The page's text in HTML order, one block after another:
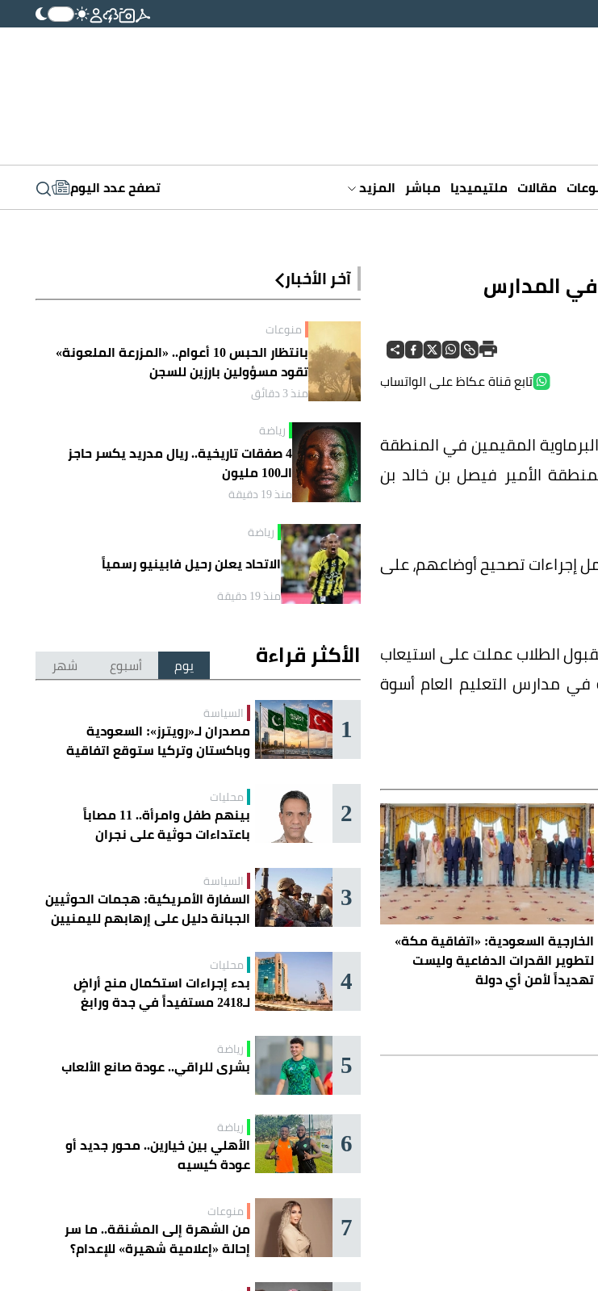
مقالات ملتيميديا مباشر المزيد تصفح عدد اليوم
في المدارس
تابع قناة عكاظ على الواتساب
المقيمين في المنطقة
الأمير فيصل بن خالد بن
إجراءات تصحيح أوضاعهم، على
الطلاب عملت على استيعاب
مدارس التعليم العام أسوة
الخارجية السعودية: «اتفاقية مكة»
لتطوير القدرات الدفاعية وليست
تهديداً لأمن أي دولة
آخر الأخبار
منوعات
بانتظار الحبس 10 أعوام.. «المزرعة الملعونة»
تقود مسؤولين بارزين للسجن
منذ 3 دقائق
رياضة
4 صفقات تاريخية.. ريال مدريد يكسر حاجز
الـ100 مليون
منذ 19 دقيقة
رياضة
الاتحاد يعلن رحيل فابينيو رسمياً
منذ 19 دقيقة
الأكثر قراءة يوم أسبوع شهر
1 السياسة
مصدران لـ«رويترز»: السعودية
وباكستان وتركيا ستوقع اتفاقية
2 محليات
بينهم طفل وامرأة.. 11 مصاباً
باعتداءات حوثية على نجران
3 السياسة
السفارة الأمريكية: هجمات الحوثيين
الجبانة دليل على إرهابهم لليمنيين
4 محليات
بدء إجراءات استكمال منح أراضٍ
لـ2418 مستفيداً في جدة ورابغ
5 رياضة
بشرى للراقي.. عودة صانع الألعاب
6 رياضة
الأهلي بين خيارين.. محور جديد أو
عودة كيسيه
7 منوعات
من الشهرة إلى المشنقة.. ما سر
إحالة «إعلامية شهيرة» للإعدام؟